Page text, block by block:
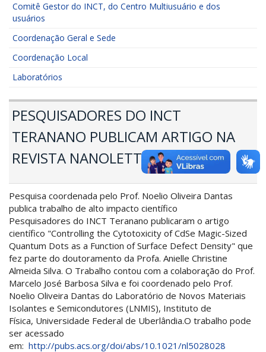
Comitê Gestor do INCT, do Centro Multiusuário e dos
usuários
Coordenação Geral e Sede
Coordenação Local
Laboratórios
PESQUISADORES DO INCT
TERANANO PUBLICAM ARTIGO NA
REVISTA NANOLETTERS
Pesquisa coordenada pelo Prof. Noelio Oliveira Dantas
publica trabalho de alto impacto científico
Pesquisadores do INCT Teranano publicaram o artigo
científico "Controlling the Cytotoxicity of CdSe Magic-Sized
Quantum Dots as a Function of Surface Defect Density" que
fez parte do doutoramento da Profa. Anielle Christine
Almeida Silva. O Trabalho contou com a colaboração do Prof.
Marcelo José Barbosa Silva e foi coordenado pelo Prof.
Noelio Oliveira Dantas do Laboratório de Novos Materiais
Isolantes e Semicondutores (LNMIS), Instituto de
Física, Universidade Federal de Uberlândia.O trabalho pode
ser acessado
em: http://pubs.acs.org/doi/abs/10.1021/nl5028028